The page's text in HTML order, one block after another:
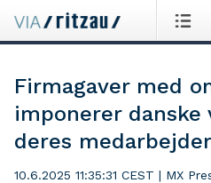
Firmagaver med
imponerer danske
deres
10.6.2025 11:35:31 CEST | MX